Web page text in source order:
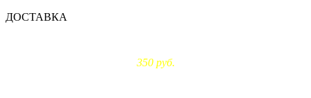
ДОСТАВКА
350 руб.